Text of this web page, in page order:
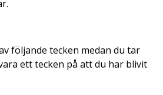
följande tecken medan du tar
ett tecken på att du har blivit